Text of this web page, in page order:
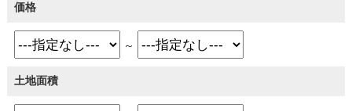
価格
～
土地面積